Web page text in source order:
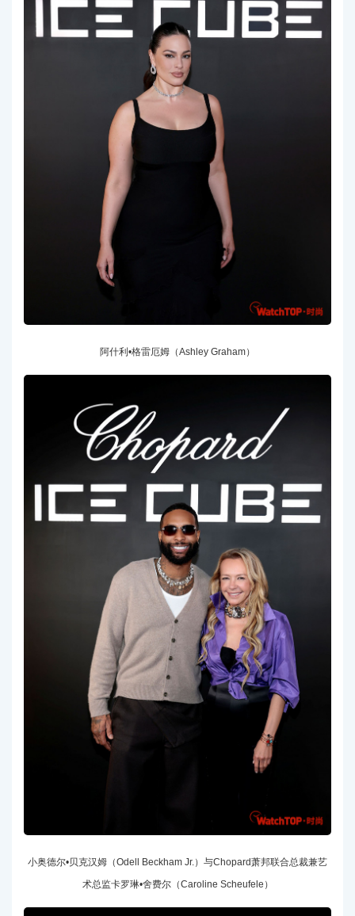
阿什利•格雷厄姆（Ashley Graham）
小奥德尔•贝克汉姆（Odell Beckham Jr.）与Chopard萧邦联合总裁兼艺
术总监卡罗琳•舍费尔（Caroline Scheufele）